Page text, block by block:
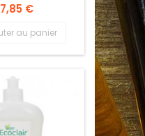
€
au panier